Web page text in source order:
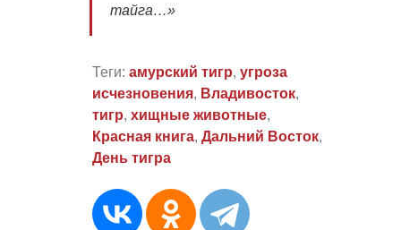
тайга…»
Теги: амурский тигр, угроза
исчезновения, Владивосток,
тигр, хищные животные,
Красная книга, Дальний Восток,
День тигра